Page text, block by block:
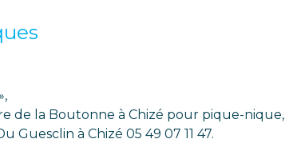
de la Boutonne à Chizé pour pique-nique,
Guesclin à Chizé 05 49 07 11 47.